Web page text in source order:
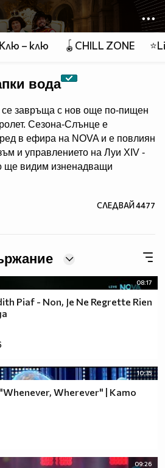
– клю 🪀CHILL ZONE
вода
се завръща с нов още по-пищен
Сезона-Слънце е
в ефира на NOVA и е повлиян
и управлението на Луи XIV -
ще видим изненадващи
в ръцете на зрителите, а
Рачков и Герасим
СЛЕДВАЙ4477
08:17
Piaf - Non, Je Ne Regrette Rien
10:35
Wherever" | Като
09:26